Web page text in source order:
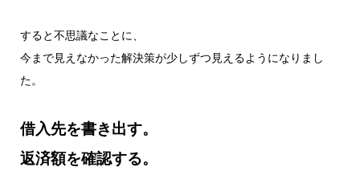
すると不思議なことに、
今まで見えなかった解決策が少しずつ見えるようになりまし
た。
借入先を書き出す。
返済額を確認する。